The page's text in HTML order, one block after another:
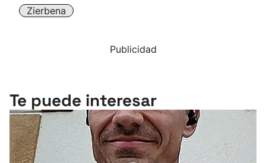
Zierbena
Publicidad
Te puede interesar